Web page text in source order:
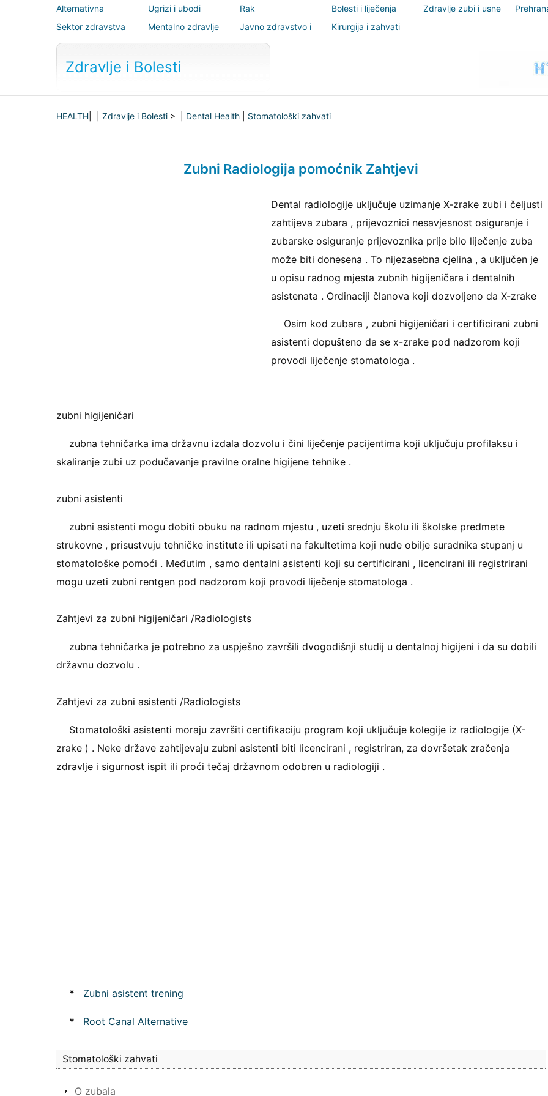
Alternativna
medicina
Ugrizi i ubodi Rak Bolesti i liječenja
Zdravlje zubi i usne
Sektor zdravstva Mentalno zdravlje
Javno zdravstvo i
sigurnost
Kirurgija i zahvati
Zdravlje i Bolesti
HEALTH Zdravlje i Bolesti > | Dental Health Stomatološki zahvati
Zubni Radiologija pomoćnik Zahtjevi
Dental radiologije uključuje uzimanje X-zrake zubi i čeljusti
zahtijeva zubara , prijevoznici nesavjesnost osiguranje i
zubarske osiguranje prijevoznika prije bilo liječenje zuba
može biti donesena . To nijezasebna cjelina , a uključen je
u opisu radnog mjesta zubnih higijeničara i dentalnih
asistenata . Ordinaciji članova koji dozvoljeno da X-zrake
Osim kod zubara , zubni higijeničari i certificirani zubni
asistenti dopušteno da se x-zrake pod nadzorom koji
provodi liječenje stomatologa .
zubni higijeničari
zubna tehničarka ima državnu izdala dozvolu i čini liječenje pacijentima koji uključuju profilaksu i
skaliranje zubi uz podučavanje pravilne oralne higijene tehnike .
zubni asistenti
zubni asistenti mogu dobiti obuku na radnom mjestu , uzeti srednju školu ili školske predmete
strukovne , prisustvuju tehničke institute ili upisati na fakultetima koji nude obilje suradnika stupanj u
stomatološke pomoći . Međutim , samo dentalni asistenti koji su certificirani , licencirani ili registrirani
mogu uzeti zubni rentgen pod nadzorom koji provodi liječenje stomatologa .
Zahtjevi za zubni higijeničari /Radiologists
zubna tehničarka je potrebno za uspješno završili dvogodišnji studij u dentalnoj higijeni i da su dobili
državnu dozvolu .
Zahtjevi za zubni asistenti /Radiologists
Stomatološki asistenti moraju završiti certifikaciju program koji uključuje kolegije iz radiologije (X-
zrake ) . Neke države zahtijevaju zubni asistenti biti licencirani , registriran, za dovršetak zračenja
zdravlje i sigurnost ispit ili proći tečaj državnom odobren u radiologiji .
* Zubni asistent trening
* Root Canal Alternative
Stomatološki zahvati
O zubala